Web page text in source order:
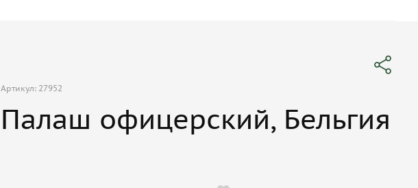
Артикул: 27952
Палаш офицерский, Бельгия